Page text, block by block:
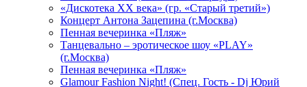
«Дискотека ХХ века» (гр. «Старый третий»)
Концерт Антона Зацепина (г.Москва)
Пенная вечеринка «Пляж»
Танцевально – эротическое шоу «PLAY»
(г.Москва)
Пенная вечеринка «Пляж»
Glamour Fashion Night! (Спец. Гость - Dj Юрий